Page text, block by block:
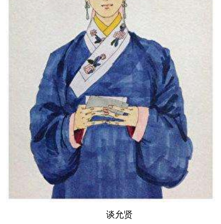
谈允贤